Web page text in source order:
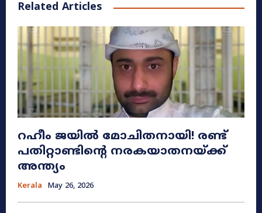
Related Articles
റഹീം ജയിൽ മോചിതനായി! രണ്ട്
പതിറ്റാണ്ടിന്റെ നരകയാതനയ്ക്ക്
അന്ത്യം
Kerala May 26, 2026